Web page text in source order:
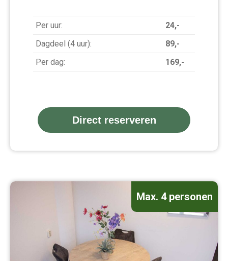
Per uur:
24,-
Dagdeel (4 uur):
89,-
Per dag:
169,-
Direct reserveren
Max. 4 personen